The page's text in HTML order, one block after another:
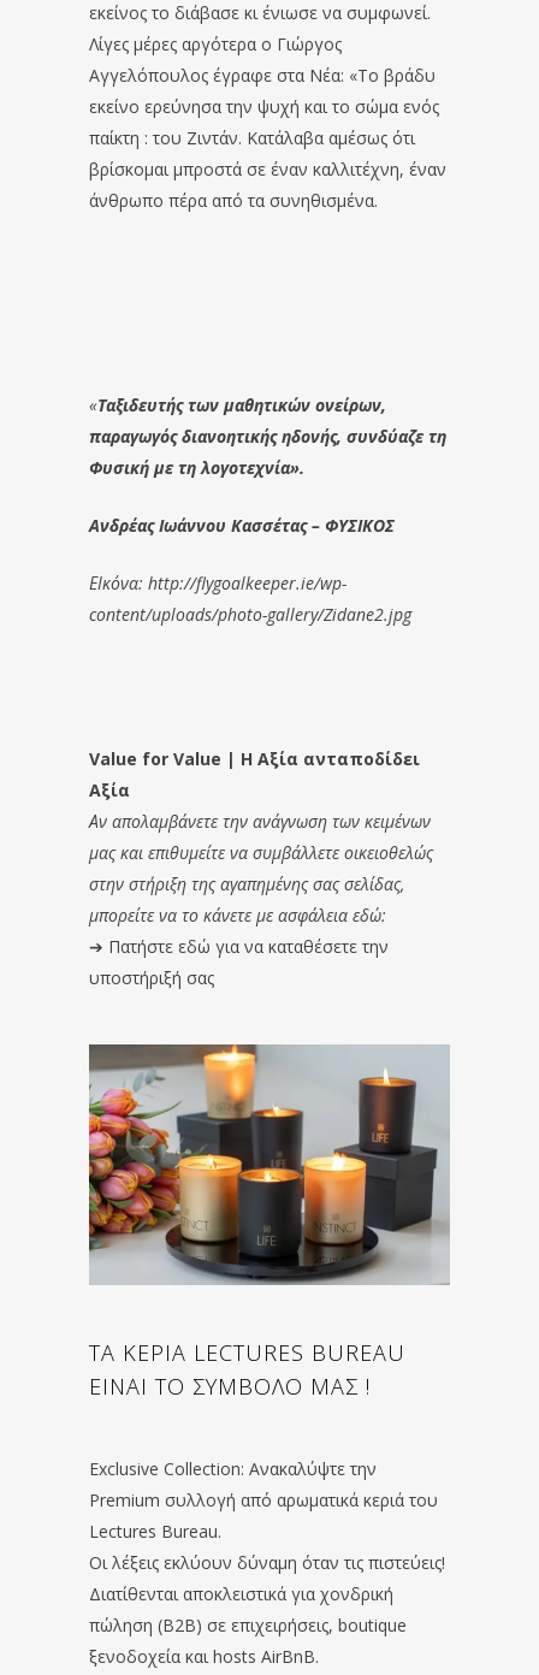
εκείνος το διάβασε κι ένιωσε να συμφωνεί.
Λίγες μέρες αργότερα ο Γιώργος
Αγγελόπουλος έγραφε στα Νέα: «Το βράδυ
εκείνο ερεύνησα την ψυχή και το σώμα ενός
παίκτη : του Ζιντάν. Κατάλαβα αμέσως ότι
βρίσκομαι μπροστά σε έναν καλλιτέχνη, έναν
άνθρωπο πέρα από τα συνηθισμένα.
«Ταξιδευτής των μαθητικών ονείρων,
παραγωγός διανοητικής ηδονής, συνδύαζε τη
Φυσική με τη λογοτεχνία».
Ανδρέας Ιωάννου Κασσέτας – ΦΥΣΙΚΟΣ
ΕΙκόνα: http://flygoalkeeper.ie/wp-
content/uploads/photo-gallery/Zidane2.jpg
Value for Value | Η Αξία ανταποδίδει
Αξία
Αν απολαμβάνετε την ανάγνωση των κειμένων
μας και επιθυμείτε να συμβάλλετε οικειοθελώς
στην στήριξη της αγαπημένης σας σελίδας,
μπορείτε να το κάνετε με ασφάλεια εδώ:
➔ Πατήστε εδώ για να καταθέσετε την
υποστήριξή σας
ΤΑ ΚΕΡΙΑ LECTURES BUREAU
ΕΙΝΑΙ ΤΟ ΣΥΜΒΟΛΟ ΜΑΣ !
Exclusive Collection: Ανακαλύψτε την
Premium συλλογή από αρωματικά κεριά του
Lectures Bureau.
Οι λέξεις εκλύουν δύναμη όταν τις πιστεύεις!
Διατίθενται αποκλειστικά για χονδρική
πώληση (B2B) σε επιχειρήσεις, boutique
ξενοδοχεία και hosts AirBnB.